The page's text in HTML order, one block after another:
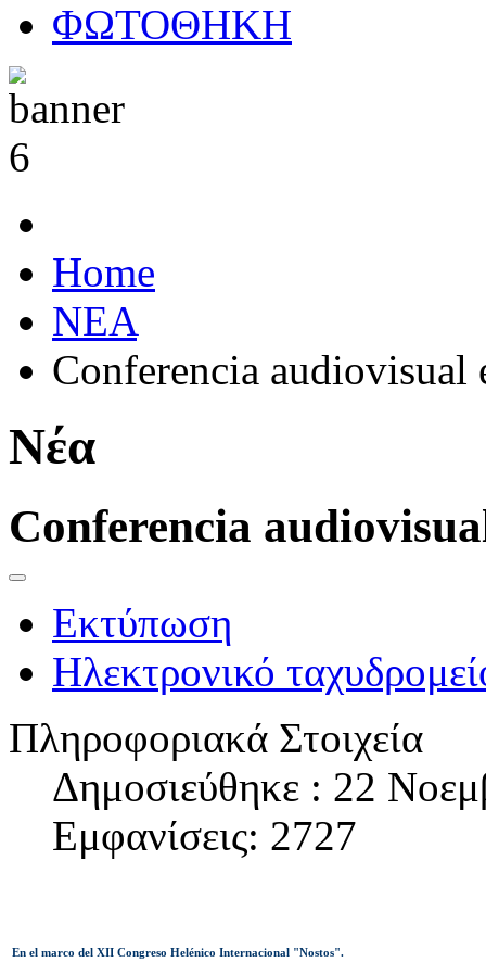
ΦΩΤΟΘΗΚΗ
Home
ΝΕΑ
Conferencia audiovisual
Νέα
Conferencia
Εκτύπωση
Ηλεκτρονικό
Πληροφοριακά Στοιχεία
Δημοσιεύθηκε : 22
Εμφανίσεις: 2727
En el marco del XII Congreso Helénico Internacional "Nostos".